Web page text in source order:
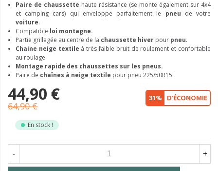
Paire de chaussette haute résistance (se monte également sur 4x4
et camping cars) qui enveloppe parfaitement le pneu de votre
voiture.
Compatible loi montagne.
Partie grillagée au centre de la chaussette hiver pour pneu.
Chaine neige textile à très faible bruit de roulement et confortable
au roulage.
Montage rapide des chaussettes sur les pneus.
Paire de chaînes à neige textile pour pneu 225/50R15.
44,90 €
64,90 €
31% D'ÉCONOMIE
En stock !
- +